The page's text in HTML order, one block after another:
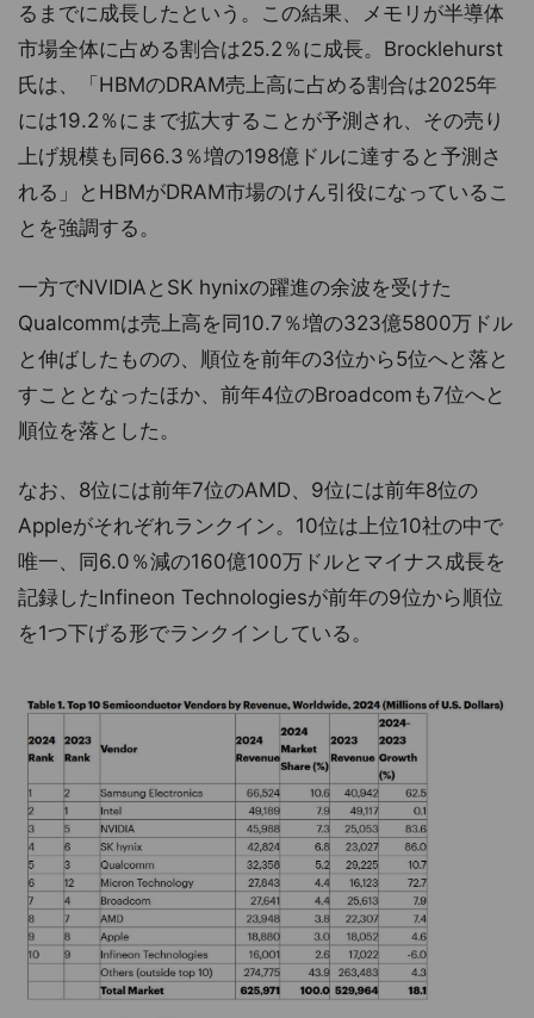
るまでに成長したという。この結果、メモリが半導体
市場全体に占める割合は25.2％に成長。Brocklehurst
氏は、「HBMのDRAM売上高に占める割合は2025年
には19.2％にまで拡大することが予測され、その売り
上げ規模も同66.3％増の198億ドルに達すると予測さ
れる」とHBMがDRAM市場のけん引役になっているこ
とを強調する。
一方でNVIDIAとSK hynixの躍進の余波を受けた
Qualcommは売上高を同10.7％増の323億5800万ドル
と伸ばしたものの、順位を前年の3位から5位へと落と
すこととなったほか、前年4位のBroadcomも7位へと
順位を落とした。
なお、8位には前年7位のAMD、9位には前年8位の
Appleがそれぞれランクイン。10位は上位10社の中で
唯一、同6.0％減の160億100万ドルとマイナス成長を
記録したInfineon Technologiesが前年の9位から順位
を1つ下げる形でランクインしている。